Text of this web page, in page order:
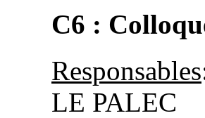
C6 :
Responsables
LE PALEC